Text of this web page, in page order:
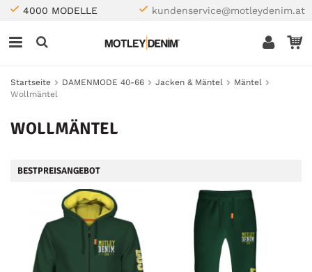
4000 MODELLE kundenservice@motleydenim.at
Startseite DAMENMODE 40-66 Jacken & Mäntel
Mäntel
Wollmäntel
WOLLMÄNTEL
BESTPREISANGEBOT